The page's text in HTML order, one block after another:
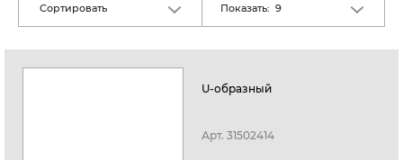
Сортировать Показать: 9
U-образный
Арт.31502414